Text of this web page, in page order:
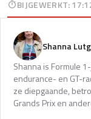
BIJGEWERKT:
Shanna
Shanna is Formule
endurance- en GT-
ze diepgaande,
Grands Prix en